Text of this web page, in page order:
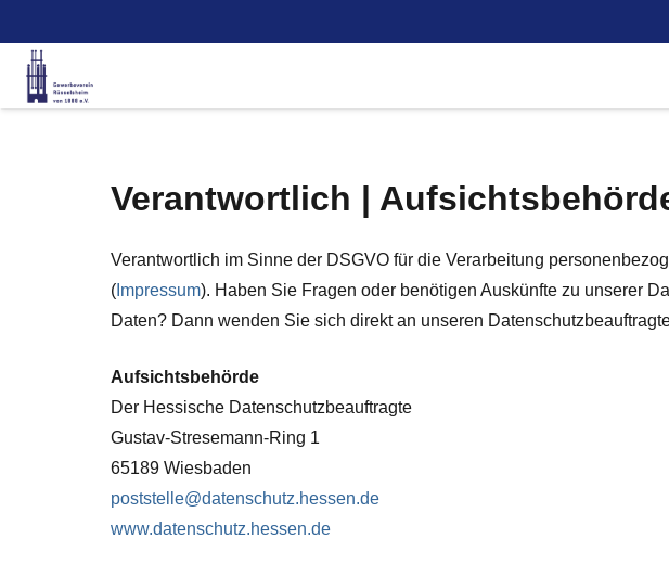
Verantwortlich |
Verantwortlich im Sinne der DSGVO für die Verarbeitung
( Impressum). Haben Sie Fragen oder benötigen Auskünfte zu unserer
Daten? Dann wenden Sie sich direkt an unseren
Aufsichtsbehörde
Der Hessische Datenschutzbeauftragte
Gustav-Stresemann-Ring 1
65189 Wiesbaden
poststelle@datenschutz.hessen.de
www.datenschutz.hessen.de